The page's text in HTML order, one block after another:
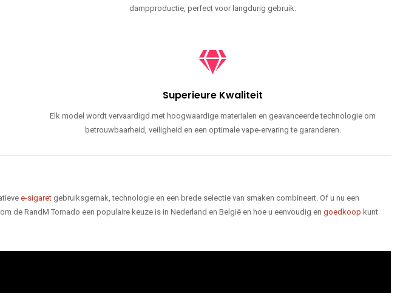
dampproductie, perfect voor langdurig gebruik.
Superieure Kwaliteit
Elk model wordt vervaardigd met hoogwaardige materialen en geavanceerde technologie om
betrouwbaarheid, veiligheid en een optimale vape-ervaring te garanderen.
e-sigaret gebruiksgemak, technologie en een brede selectie van smaken combineert. Of u nu een
de RandM Tornado een populaire keuze is in Nederland en België en hoe u eenvoudig en goedkoop kunt